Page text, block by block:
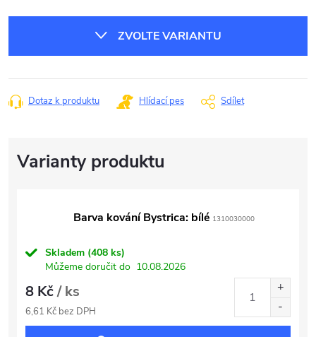
ZVOLTE VARIANTU
Dotaz k produktu Hlídací pes Sdílet
Barva kování Bystrica: bílé 1310030000
Skladem (408 ks)
Můžeme doručit do 10.08.2026
8 Kč/ ks
6,61 Kč bez DPH